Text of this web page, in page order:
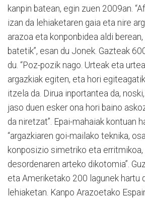
kanpin batean, egin zuen 2009an.
izan da lehiaketaren gaia eta nire
arazoa eta konponbidea aldi
batetik”, esan du Jonek. Gazteak
du. “Poz-pozik nago. Urteak eta
argazkiak egiten, eta hori
itzela da. Dirua inportantea da,
jaso duen esker ona hori baino
da niretzat”. Epai-mahaiak kontuan
“argazkiaren goi-mailako teknika,
konposizio simetriko eta
desordenaren arteko dikotomia”.
eta Ameriketako 200 lagunek hartu
lehiaketan. Kanpo Arazoetako